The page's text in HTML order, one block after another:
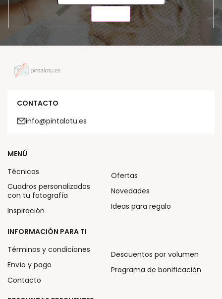
CONTACTO
info@pintalotu.es
MENÚ
Técnicas
Cuadros personalizados
con tu fotografía
Inspiración
Ofertas
Novedades
Ideas para regalo
INFORMACIÓN PARA TI
Términos y condiciones
Envío y pago
Contacto
Descuentos por volumen
Programa de bonificación